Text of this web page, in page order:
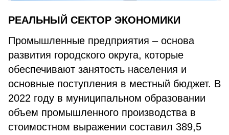
РЕАЛЬНЫЙ СЕКТОР ЭКОНОМИКИ
Промышленные предприятия – основа
развития городского округа, которые
обеспечивают занятость населения и
основные поступления в местный бюджет. В
2022 году в муниципальном образовании
объем промышленного производства в
стоимостном выражении составил 389,5